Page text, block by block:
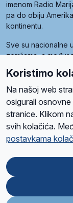
imenom Radio
pa do obiju
kontinentu.
Sve su nacionalne
zemljama, a
Radio Maria).
kojima je i hrvatska
O namaRadio
Ova stranica je
Store
Koristimo
Na našoj web
osigurali
stranice. Klikom
svih kolačića.
postavkama